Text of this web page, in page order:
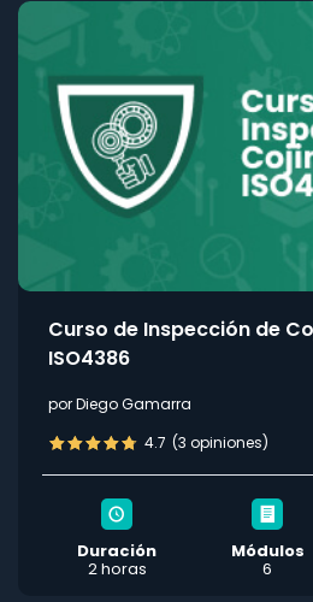
Curso de Inspección de
ISO4386
por Diego Gamarra
4.7 (3 opiniones)
Duración
2 horas
Módulos
6